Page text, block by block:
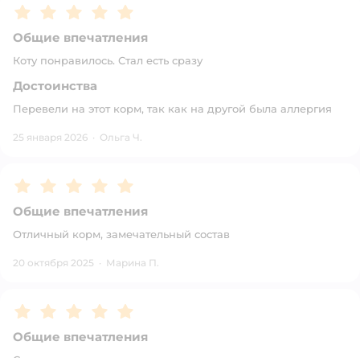
Рейтинг:5
Общие впечатления
Коту понравилось. Стал есть сразу
Достоинства
Перевели на этот корм, так как на другой была аллергия
25 января 2026 · Ольга Ч.
Рейтинг:5
Общие впечатления
Отличный корм, замечательный состав
20 октября 2025 · Марина П.
Рейтинг:5
Общие впечатления